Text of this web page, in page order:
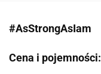
#AsStrongAsIam
Cena i pojemności: